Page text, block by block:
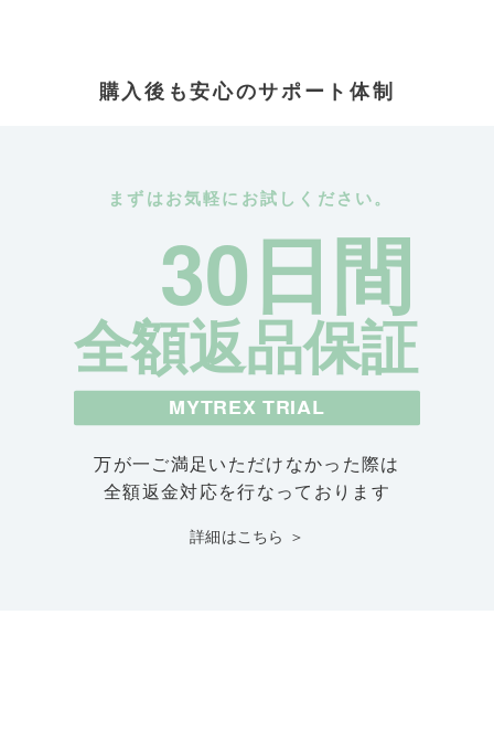
購入後も安心のサポート体制
まずはお気軽にお試しください。
30日間
全額返品保証
MYTREX TRIAL
万が一ご満足いただけなかった際は
全額返金対応を行なっております
詳細はこちら ＞